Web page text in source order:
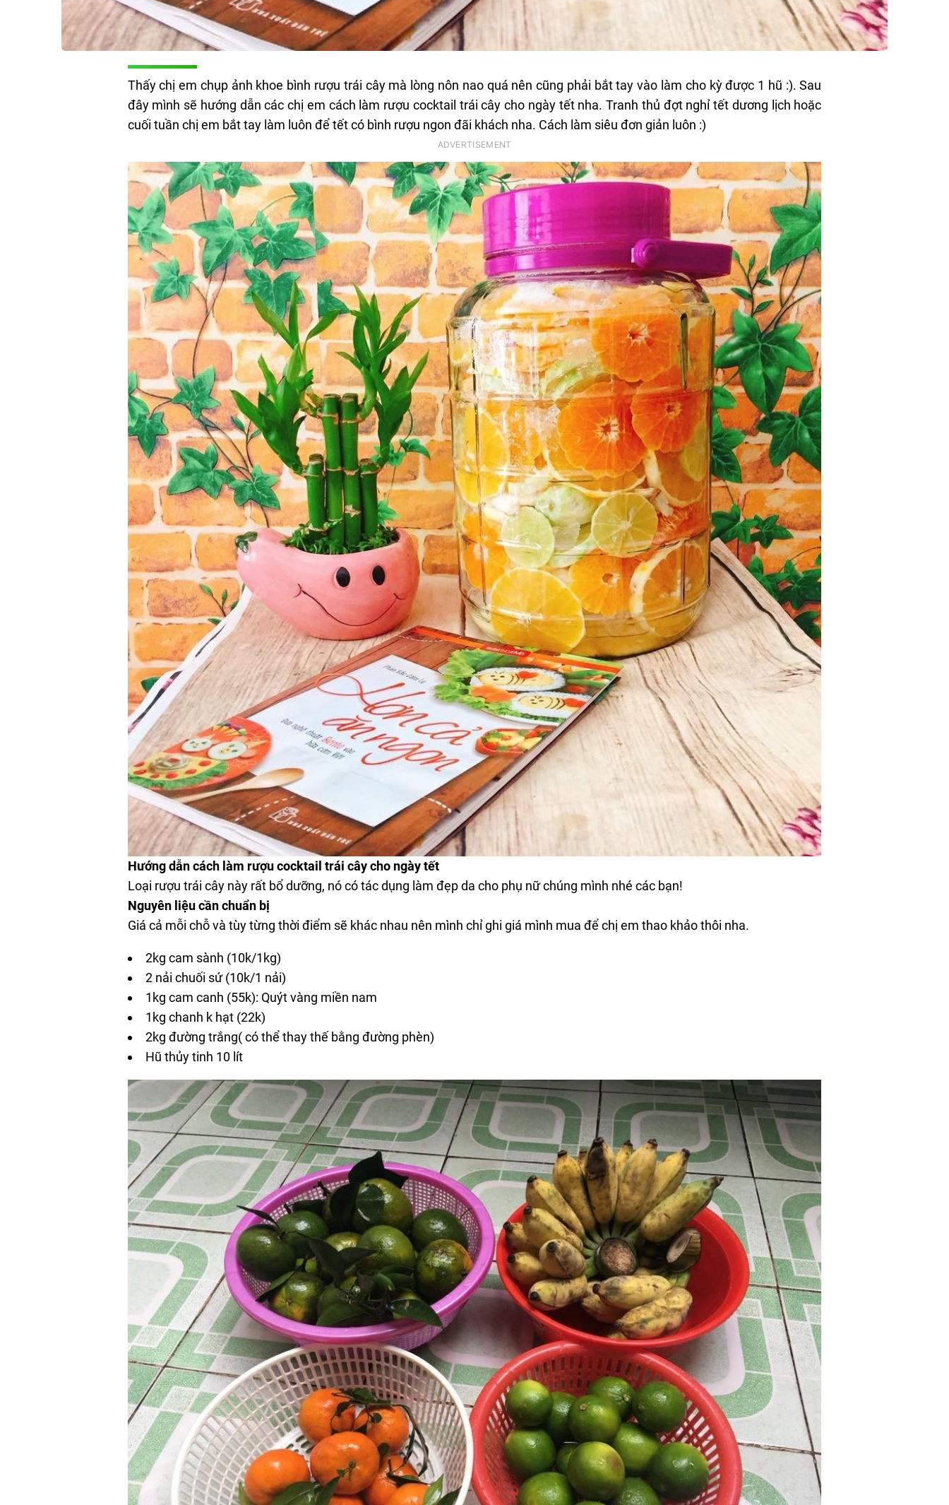
Thấy chị em chụp ảnh khoe bình rượu trái cây mà lòng nôn nao quá nên cũng phải bắt tay vào làm cho kỳ được 1 hũ :). Sau
đây mình sẽ hướng dẫn các chị em cách làm rượu cocktail trái cây cho ngày tết nha. Tranh thủ đợt nghỉ tết dương lịch hoặc
cuối tuần chị em bắt tay làm luôn để tết có bình rượu ngon đãi khách nha. Cách làm siêu đơn giản luôn :)
Hướng dẫn cách làm rượu cocktail trái cây cho ngày tết
Loại rượu trái cây này rất bổ dưỡng, nó có tác dụng làm đẹp da cho phụ nữ chúng mình nhé các bạn!
Nguyên liệu cần chuẩn bị
Giá cả mỗi chỗ và tùy từng thời điểm sẽ khác nhau nên mình chỉ ghi giá mình mua để chị em thao khảo thôi nha.
2kg cam sành (10k/1kg)
2 nải chuối sứ (10k/1 nải)
1kg cam canh (55k): Quýt vàng miền nam
1kg chanh k hạt (22k)
2kg đường trắng( có thể thay thế bằng đường phèn)
Hũ thủy tinh 10 lít